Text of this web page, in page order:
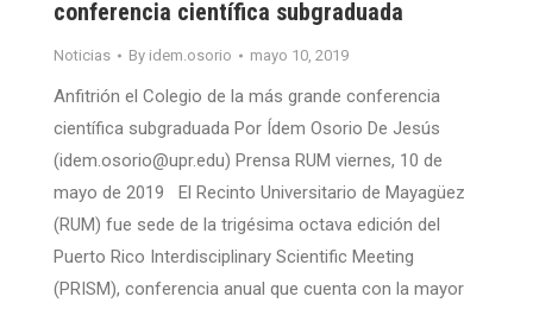
conferencia científica subgraduada
Noticias By idem.osorio mayo 10, 2019
Anfitrión el Colegio de la más grande conferencia
científica subgraduada Por Ídem Osorio De Jesús
(idem.osorio@upr.edu) Prensa RUM viernes, 10 de
mayo de 2019 El Recinto Universitario de Mayagüez
(RUM) fue sede de la trigésima octava edición del
Puerto Rico Interdisciplinary Scientific Meeting
(PRISM), conferencia anual que cuenta con la mayor